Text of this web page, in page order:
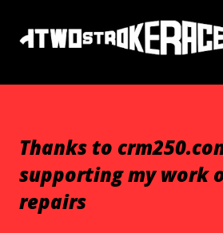
Skip to main
Thanks to
supporting my work
repairs